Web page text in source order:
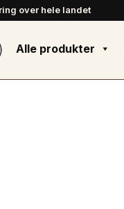
over hele landet
Alle produkter